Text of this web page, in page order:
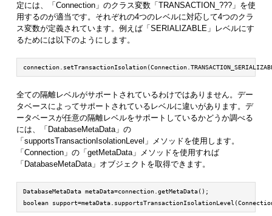
定には、「Connection」のクラス変数「TRANSACTION_???」を使
用するのが適当です。それぞれの4つのレベルに対応して4つのクラ
ス変数が定義されています。例えば「SERIALIZABLE」レベルにす
るためには以下のようにします。
全ての隔離レベルがサポートされているわけではありません。デー
タベースによってサポートされているレベルに違いがあります。デ
ータベースが任意の隔離レベルをサポートしているかどうか調べる
には、「DatabaseMetaData」の
「supportsTransactionIsolationLevel」メソッドを使用します。
「Connection」の「getMetaData」メソッドを使用すれば
「DatabaseMetaData」オブジェクトを取得できます。
DatabaseMetaData metaData=connection.getMetaData();
boolean